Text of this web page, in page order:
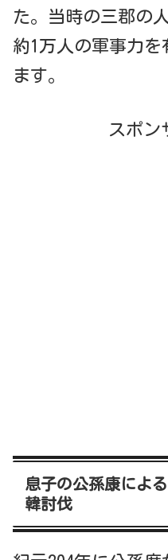
た。当時の三郡の
約1万人の軍事力
ます。
スポン
息子の公孫康によ
韓討伐